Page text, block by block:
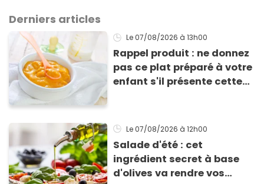
Derniers articles
Le 07/08/2026 à 13h00
Rappel produit : ne donnez
pas ce plat préparé à votre
enfant s'il présente cette
Le 07/08/2026 à 12h00
Salade d'été : cet
ingrédient secret à base
d'olives va rendre vos